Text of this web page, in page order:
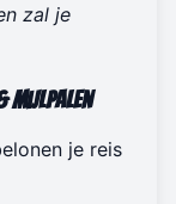
zal je
Mijlpalen
je reis